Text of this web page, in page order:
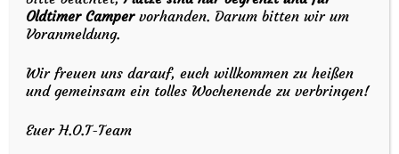
Hageweder Oldtimer Treffen
Schützenweg 8
Galerie
Oldtimer Campervorhanden. Darum bitten wir um
Voranmeldung.
Wir freuen uns darauf, euch willkommen zu heißen
und gemeinsam ein tolles Wochenende zu verbringen!
Euer H.O.T-Team